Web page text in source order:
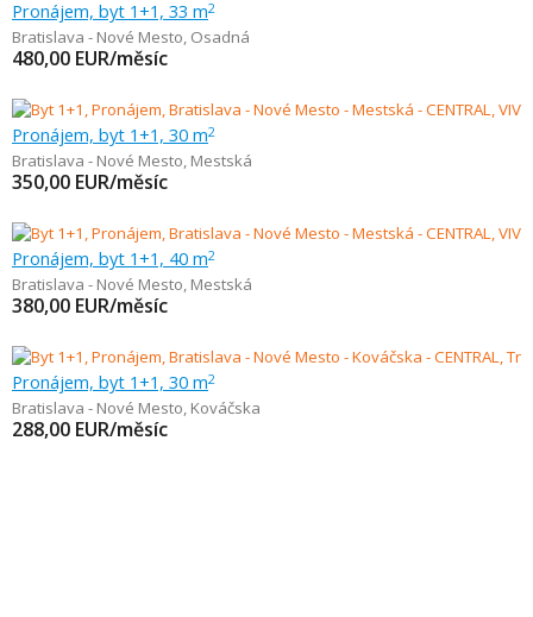
Pronájem, byt 1+1, 33 m2
Bratislava - Nové Mesto, Osadná
480,00 EUR/měsíc
Pronájem, byt 1+1, 30 m2
Bratislava - Nové Mesto, Mestská
350,00 EUR/měsíc
Pronájem, byt 1+1, 40 m2
Bratislava - Nové Mesto, Mestská
380,00 EUR/měsíc
Pronájem, byt 1+1, 30 m2
Bratislava - Nové Mesto, Kováčska
288,00 EUR/měsíc